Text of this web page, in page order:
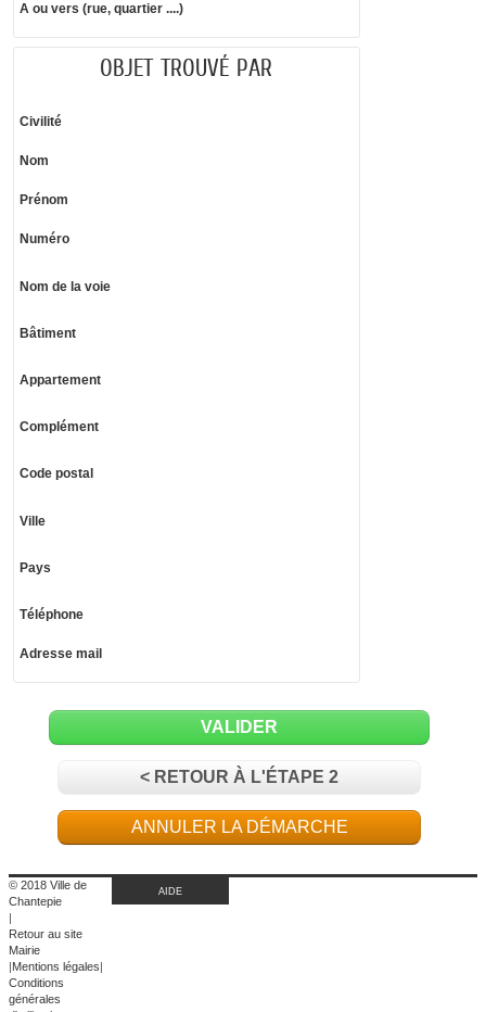
A ou vers (rue, quartier ....)
OBJET TROUVÉ PAR
Civilité
Nom
Prénom
Numéro
Nom de la voie
Bâtiment
Appartement
Complément
Code postal
Ville
Pays
Téléphone
Adresse mail
VALIDER
< RETOUR À L'ÉTAPE 2
ANNULER LA DÉMARCHE
© 2018 Ville de
Chantepie
|
Retour au site
Mairie
|Mentions légales|
Conditions
générales
AIDE